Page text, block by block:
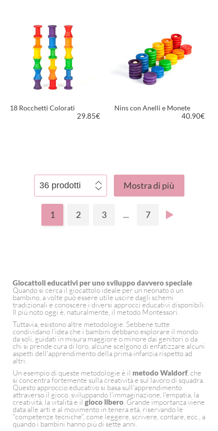
18 Rocchetti Colorati
29.85€
Nins con Anelli e Monete
40.90€
Mostra di più
1 2 3 ... 7
Giocattoli educativi per uno sviluppo davvero speciale
Quando si cerca il giocattolo ideale per un neonato o un
bambino, a volte può essere utile uscire dagli schemi
tradizionali e conoscere i diversi approcci educativi disponibili.
Il più noto oggi è, naturalmente, il metodo Montessori.
Tuttavia, esistono altre metodologie. Sebbene tutte
condividano l'idea che i bambini debbano esplorare il mondo
da soli, guidati in misura maggiore o minore dai genitori o da
chi si prende cura di loro, alcune scelgono di enfatizzare alcuni
aspetti dell'apprendimento della prima infanzia rispetto ad
altri.
Un esempio di queste metodologie è il metodo Waldorf, che
si concentra fortemente sulla creatività e sul lavoro di squadra.
Questo approccio educativo si basa sull'apprendimento
attraverso il gioco, sviluppando l'immaginazione, l'empatia, la
creatività, la vitalità e il gioco libero. Grande importanza viene
data alle arti e al movimento in tenera età, riservando le
"competenze tecniche", come leggere, scrivere, contare, ecc., a
quando i bambini hanno più di sette anni.